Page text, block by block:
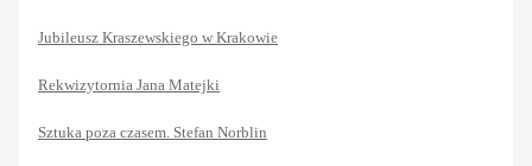
Jubileusz Kraszewskiego w Krakowie
Rekwizytornia Jana Matejki
Sztuka poza czasem. Stefan Norblin